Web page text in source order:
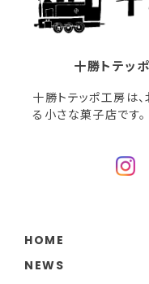
十勝トテッ
十勝トテッポ工房は
る小さな菓子店です。
HOME
NEWS